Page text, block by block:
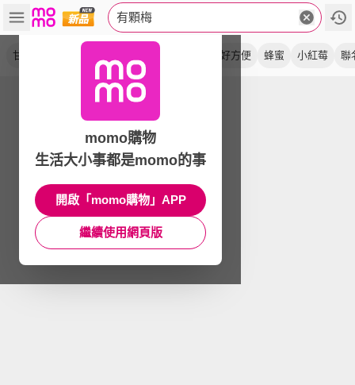
有顆梅
甘送李 好方便 蜂蜜 小紅莓 聯
momo購物
生活大小事都是momo的事
開啟「momo購物」APP
繼續使用網頁版